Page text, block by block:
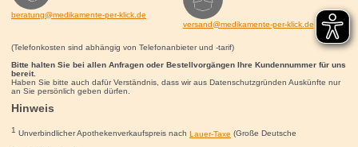
beratung@medikamente-per-klick.de
versand@medikamente-per-klick.de
(Telefonkosten sind abhängig von Telefonanbieter und -tarif)
Bitte halten Sie bei allen Anfragen oder Bestellvorgängen Ihre Kundennummer für uns
bereit.
Haben Sie bitte auch dafür Verständnis, dass wir aus Datenschutzgründen Auskünfte nur
an Sie persönlich geben dürfen.
Hinweis
1 Unverbindlicher Apothekenverkaufspreis nach Lauer-Taxe (Große Deutsche